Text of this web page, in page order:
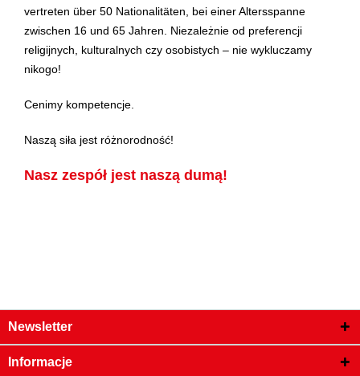
vertreten über 50 Nationalitäten, bei einer Altersspanne
zwischen 16 und 65 Jahren. Niezależnie od preferencji
religijnych, kulturalnych czy osobistych – nie wykluczamy
nikogo!
Cenimy kompetencje.
Naszą siła jest różnorodność!
Nasz zespół jest naszą dumą!
Newsletter
Informacje